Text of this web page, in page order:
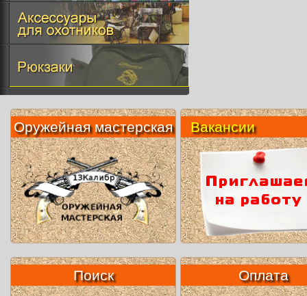
Оружейная мастерскаяВакансии
Поиск Оплата